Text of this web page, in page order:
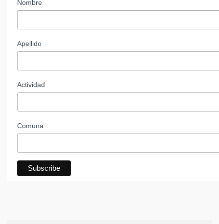
Nombre
Apellido
Actividad
Comuna